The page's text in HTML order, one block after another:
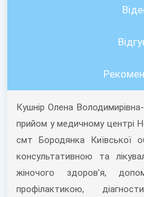
Кушнір Олена
прийом у медичному центрі
смт Бородянка Київської
консультативною та
жіночого здоров’я,
профілактикою,